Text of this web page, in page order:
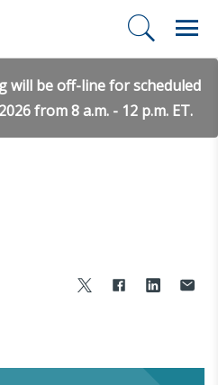
will be off-line for scheduled
from 8 a.m. - 12 p.m. ET.